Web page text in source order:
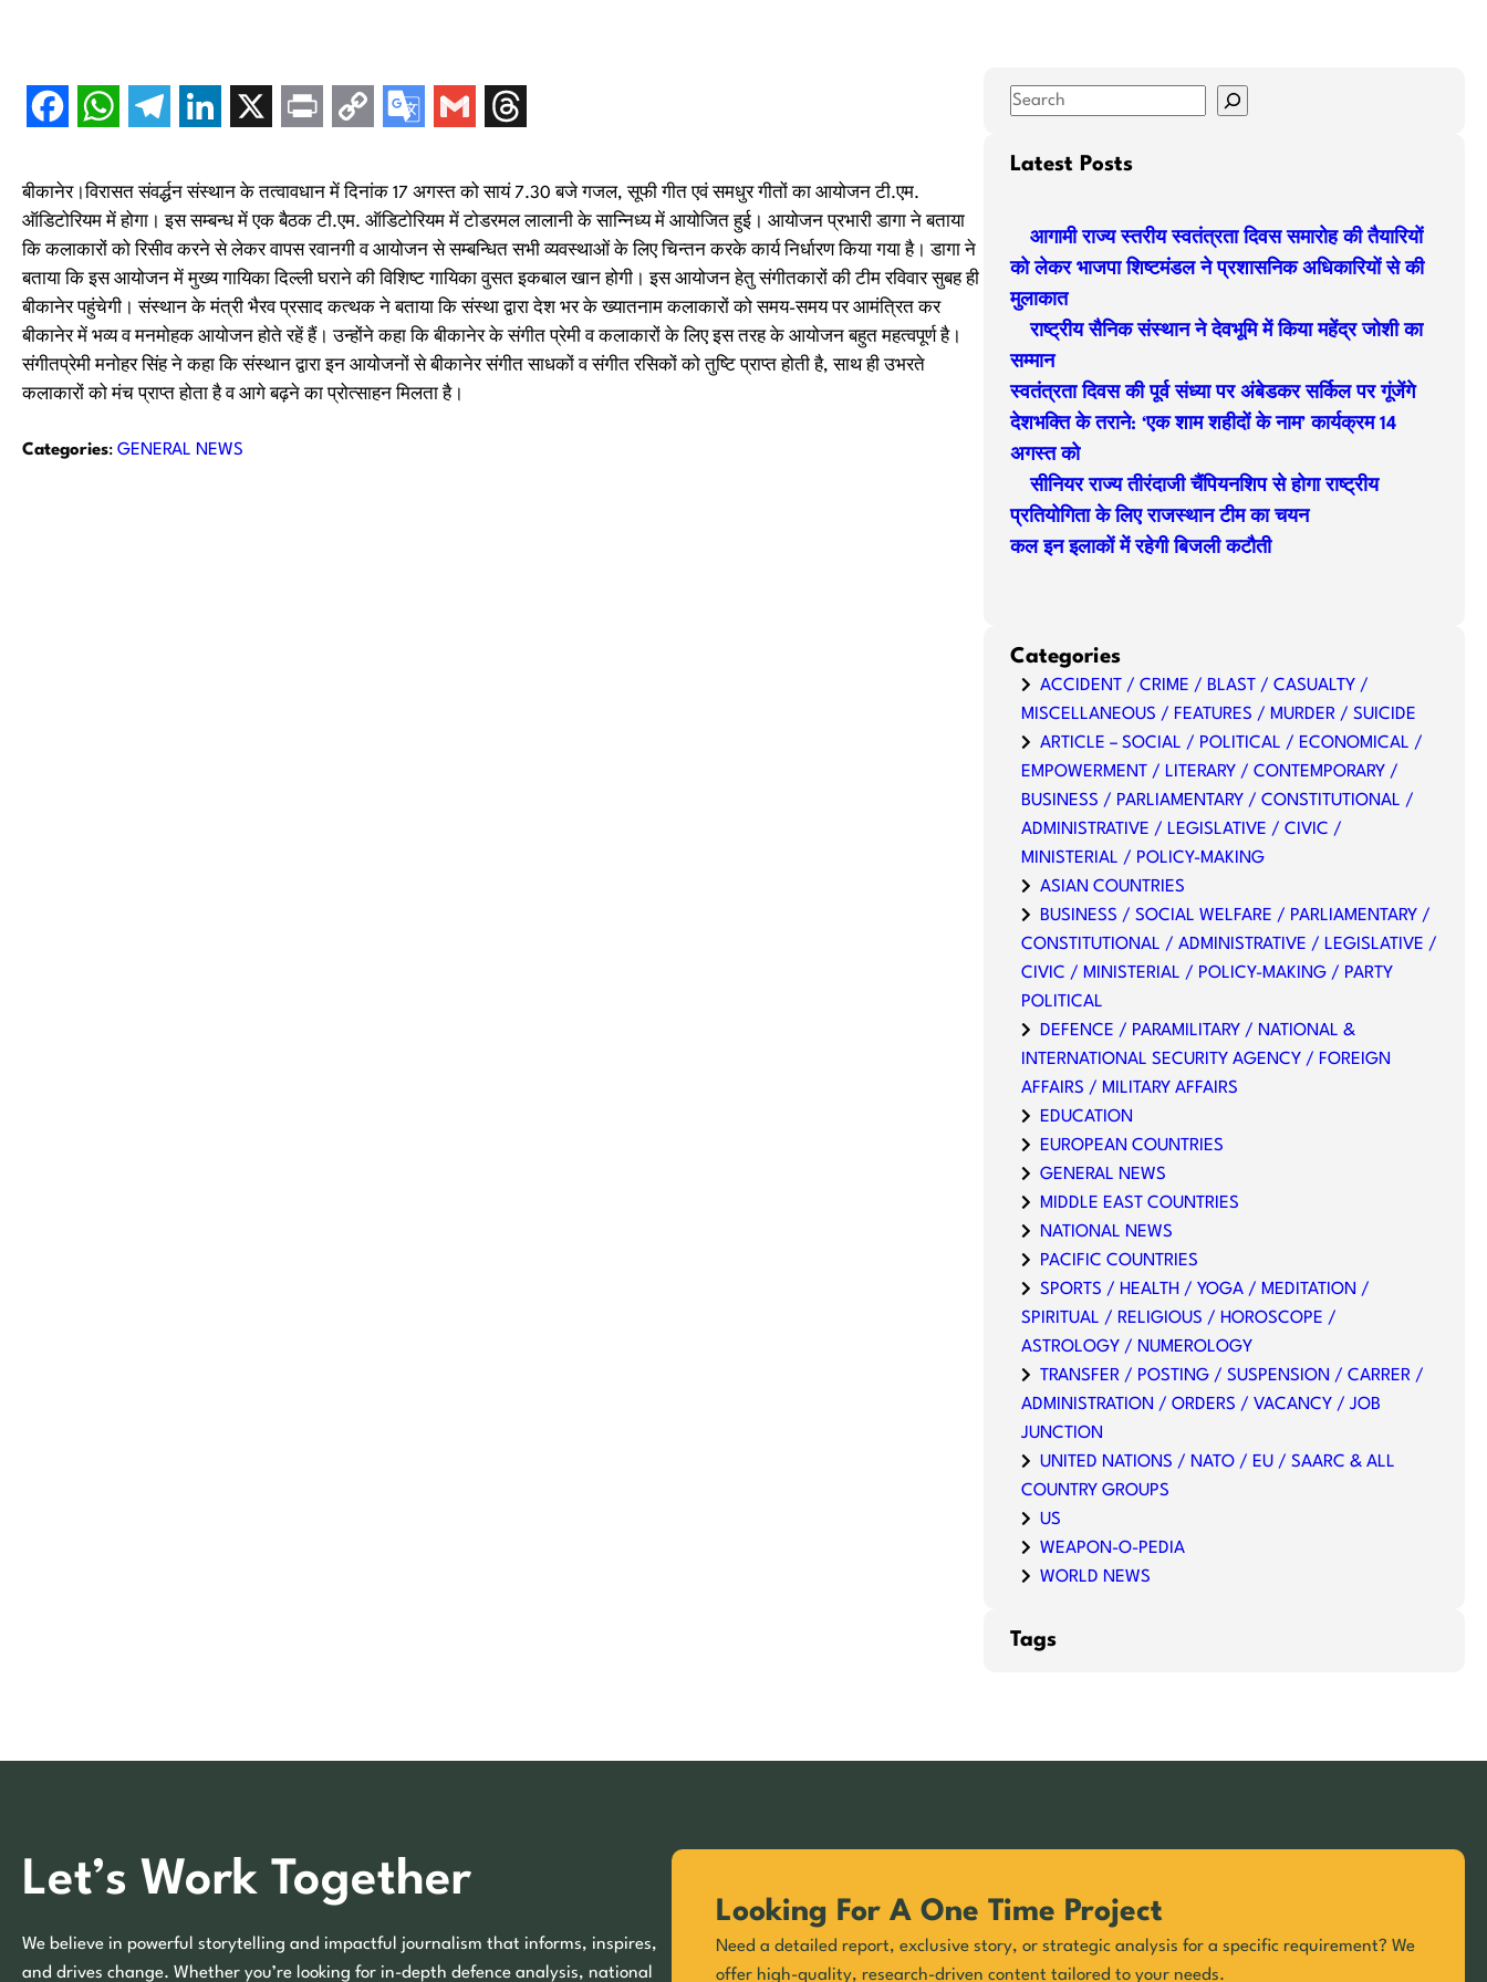
बीकानेर।विरासत संवर्द्धन संस्थान के तत्वावधान में दिनांक 17 अगस्त को सायं 7.30 बजे गजल, सूफी गीत एवं समधुर गीतों का आयोजन टी.एम.
ऑडिटोरियम में होगा। इस सम्बन्ध में एक बैठक टी.एम. ऑडिटोरियम में टोडरमल लालानी के सान्निध्य में आयोजित हुई। आयोजन प्रभारी डागा ने बताया
कि कलाकारों को रिसीव करने से लेकर वापस रवानगी व आयोजन से सम्बन्धित सभी व्यवस्थाओं के लिए चिन्तन करके कार्य निर्धारण किया गया है। डागा ने
बताया कि इस आयोजन में मुख्य गायिका दिल्ली घराने की विशिष्ट गायिका वुसत इकबाल खान होगी। इस आयोजन हेतु संगीतकारों की टीम रविवार सुबह ही
बीकानेर पहुंचेगी। संस्थान के मंत्री भैरव प्रसाद कत्थक ने बताया कि संस्था द्वारा देश भर के ख्यातनाम कलाकारों को समय-समय पर आमंत्रित कर
बीकानेर में भव्य व मनमोहक आयोजन होते रहें हैं। उन्होंने कहा कि बीकानेर के संगीत प्रेमी व कलाकारों के लिए इस तरह के आयोजन बहुत महत्वपूर्ण है।
संगीतप्रेमी मनोहर सिंह ने कहा कि संस्थान द्वारा इन आयोजनों से बीकानेर संगीत साधकों व संगीत रसिकों को तुष्टि प्राप्त होती है, साथ ही उभरते
कलाकारों को मंच प्राप्त होता है व आगे बढ़ने का प्रोत्साहन मिलता है।
Categories: GENERAL NEWS
S
aLatest Posts
आगामी राज्य स्तरीय स्वतंत्रता दिवस समारोह की तैयारियों
को लेकर भाजपा शिष्टमंडल ने प्रशासनिक अधिकारियों से की
मुलाकात
राष्ट्रीय सैनिक संस्थान ने देवभूमि में किया महेंद्र जोशी का
सम्मान
स्वतंत्रता दिवस की पूर्व संध्या पर अंबेडकर सर्किल पर गूंजेंगे
देशभक्ति के तराने: ‘एक शाम शहीदों के नाम’ कार्यक्रम 14
अगस्त को
सीनियर राज्य तीरंदाजी चैंपियनशिप से होगा राष्ट्रीय
प्रतियोगिता के लिए राजस्थान टीम का चयन
कल इन इलाकों में रहेगी बिजली कटौती
Categories
ACCIDENT / CRIME / BLAST / CASUALTY /
MISCELLANEOUS / FEATURES / MURDER / SUICIDE
ARTICLE – SOCIAL / POLITICAL / ECONOMICAL /
EMPOWERMENT / LITERARY / CONTEMPORARY /
BUSINESS / PARLIAMENTARY / CONSTITUTIONAL /
ADMINISTRATIVE / LEGISLATIVE / CIVIC /
MINISTERIAL / POLICY-MAKING
ASIAN COUNTRIES
BUSINESS / SOCIAL WELFARE / PARLIAMENTARY /
CONSTITUTIONAL / ADMINISTRATIVE / LEGISLATIVE /
CIVIC / MINISTERIAL / POLICY-MAKING / PARTY
POLITICAL
DEFENCE / PARAMILITARY / NATIONAL &
INTERNATIONAL SECURITY AGENCY / FOREIGN
AFFAIRS / MILITARY AFFAIRS
EDUCATION
EUROPEAN COUNTRIES
GENERAL NEWS
MIDDLE EAST COUNTRIES
NATIONAL NEWS
PACIFIC COUNTRIES
SPORTS / HEALTH / YOGA / MEDITATION /
SPIRITUAL / RELIGIOUS / HOROSCOPE /
ASTROLOGY / NUMEROLOGY
TRANSFER / POSTING / SUSPENSION / CARRER /
ADMINISTRATION / ORDERS / VACANCY / JOB
JUNCTION
UNITED NATIONS / NATO / EU / SAARC & ALL
COUNTRY GROUPS
US
WEAPON-O-PEDIA
WORLD NEWS
Tags
Let’s Work Together
We believe in powerful storytelling and impactful journalism that informs, inspires,
and drives change. Whether you’re looking for in-depth defence analysis, national
Looking For A One Time Project
Need a detailed report, exclusive story, or strategic analysis for a specific requirement? We
offer high-quality, research-driven content tailored to your needs.